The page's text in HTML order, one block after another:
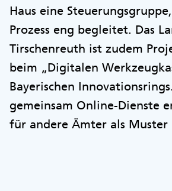
Haus eine
Prozess eng begleitet. Das
Tirschenreuth ist zudem
beim „Digitalen
Bayerischen
gemeinsam Online-Dienste
für andere Ämter als